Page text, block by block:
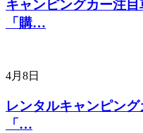
キャンピングカー注目
「購…
4月8日
レンタルキャンピン
「…